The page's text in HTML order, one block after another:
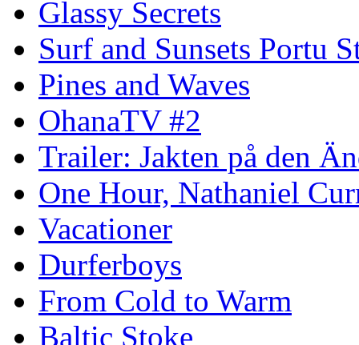
Glassy Secrets
Surf and Sunsets Portu
Pines and Waves
OhanaTV #2
Trailer: Jakten på den
One Hour, Nathaniel
Vacationer
Durferboys
From Cold to Warm
Baltic Stoke